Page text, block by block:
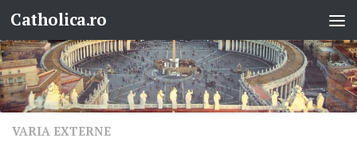
Skip to content
Catholica.ro
VARIA EXTERNE